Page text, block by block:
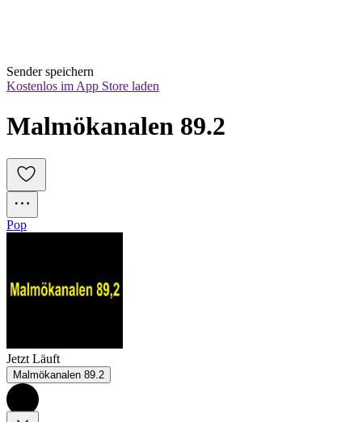
Sender speichern
Kostenlos im App Store laden
Malmökanalen 89.2
Pop
Jetzt Läuft
Malmökanalen 89.2